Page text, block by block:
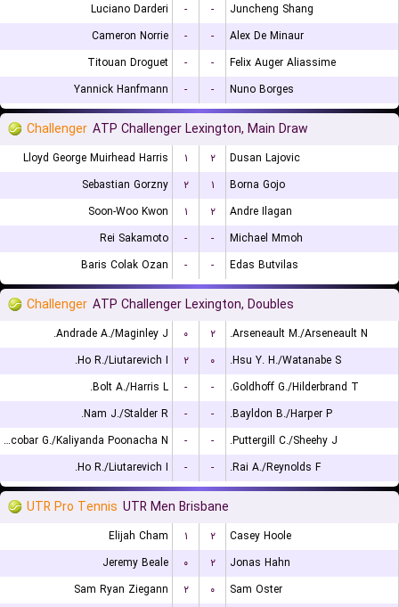
Luciano Darderi
- -
Juncheng Shang
Cameron Norrie
- -
Alex De Minaur
Titouan Droguet
- -
Felix Auger Aliassime
Yannick Hanfmann
- - Nuno Borges
Challenger ATP Challenger Lexington, Main Draw
Lloyd George Muirhead Harris ۱ ۲
Dusan Lajovic
Sebastian Gorzny
۲ ۱
Borna Gojo
Soon-Woo Kwon
۱ ۲
Andre Ilagan
Rei Sakamoto
- -
Michael Mmoh
Baris Colak Ozan
- - Edas Butvilas
Challenger ATP Challenger Lexington, Doubles
Andrade A./Maginley J. ۰ ۲
Arseneault M./Arseneault N.
Ho R./Liutarevich I.
۲ ۰
Hsu Y. H./Watanabe S.
Bolt A./Harris L.
- -
Goldhoff G./Hilderbrand T.
Nam J./Stalder R.
- -
Bayldon B./Harper P.
Escobar G./Kaliyanda Poonacha N.
- -
Puttergill C./Sheehy J.
Ho R./Liutarevich I.
- - Rai A./Reynolds F.
UTR Pro Tennis UTR Men Brisbane
Elijah Cham ۱ ۲
Casey Hoole
Jeremy Beale
۰ ۲
Jonas Hahn
Sam Ryan Ziegann
۲ ۰
Sam Oster